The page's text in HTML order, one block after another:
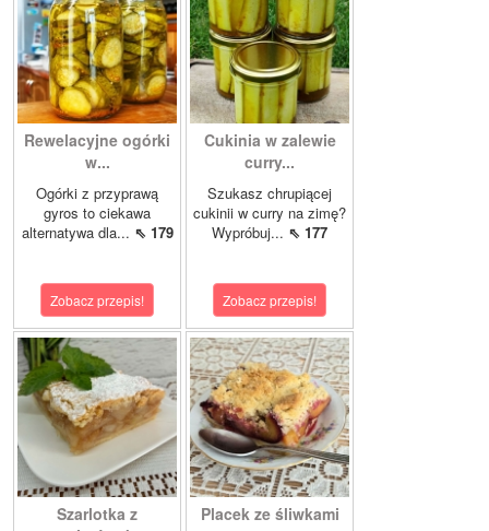
Rewelacyjne ogórki
w...
Ogórki z przyprawą
gyros to ciekawa
alternatywa dla... ⇖ 179
Zobacz przepis!
Cukinia w zalewie
curry...
Szukasz chrupiącej
cukinii w curry na zimę?
Wypróbuj... ⇖ 177
Zobacz przepis!
Szarlotka z
Placek ze śliwkami